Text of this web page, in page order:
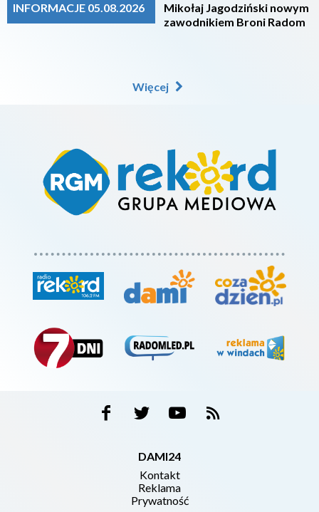
INFORMACJE 05.08.2026
Mikołaj Jagodziński nowym
zawodnikiem Broni Radom
Więcej
DAMI24
Kontakt
Reklama
Prywatność